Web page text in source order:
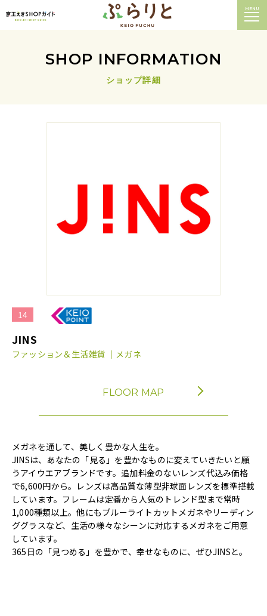
MENU
SHOP INFORMATION
ショップ詳細
14
JINS
ファッション＆生活雑貨 ｜メガネ
FLOOR MAP
メガネを通して、美しく豊かな人生を。
JINSは、あなたの「見る」を豊かなものに変えていきたいと願
うアイウエアブランドです。追加料金のないレンズ代込み価格
で6,600円から。レンズは高品質な薄型非球面レンズを標準搭載
しています。フレームは定番から人気のトレンド型まで常時
1,000種類以上。他にもブルーライトカットメガネやリーディン
ググラスなど、生活の様々なシーンに対応するメガネをご用意
しています。
365日の「見つめる」を豊かで、幸せなものに、ぜひJINSと。